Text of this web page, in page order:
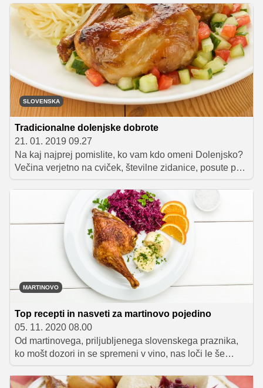
letine, ki se je v preteklosti navadno odvijalo v mesecu
novembru. Mize so bile že v tistem času bogato
obložene z mesom, pogačami in novim vinom. Danes ni
dosti drugače, saj ni praznika svetega Martina brez
dobre gosi ali race, mlincev, rdečega zelja in seveda
dobre kapljice vina.
SLOVENSKA
Tradicionalne dolenjske dobrote
21. 01. 2019 09.27
Na kaj najprej pomislite, ko vam kdo omeni Dolenjsko?
Večina verjetno na cviček, številne zidanice, posute po
zelenih gričih, in gostoljubne domačine. Veliko manj je
med Slovenci znana tradicionalna dolenjska kuhinja, ki
pa v zadnjih letih vendarle pridobiva na slovesu in
priljubljenosti; tudi na račun lokalnih gostiln, ki v svojo
ponudbo vse pogosteje vključujejo fižolove štruklje,
ocvirkovko, domače klobase, jagenjčka ter razne
dobrote z žara. V nadaljevanju se bomo sprehodili skozi
zgodovino pokrajine in predstavili tipične dolenjske
kulinarične specialitete.
MARTINOVO
Top recepti in nasveti za martinovo pojedino
05. 11. 2020 08.00
Od martinovega, priljubljenega slovenskega praznika,
ko mošt dozori in se spremeni v vino, nas loči le še
nekaj dni. Za praznovanje je značilno slavljenje novega
vina ter uživanje v prazničnih dobrotah, kot so